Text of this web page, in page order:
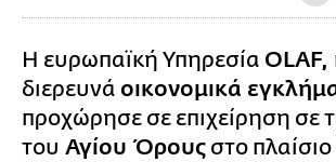
Η ευρωπαϊκή Υπηρεσία OLAF,
διερευνά οικονομικά
προχώρησε σε επιχείρηση σε
του Αγίου Όρους στο